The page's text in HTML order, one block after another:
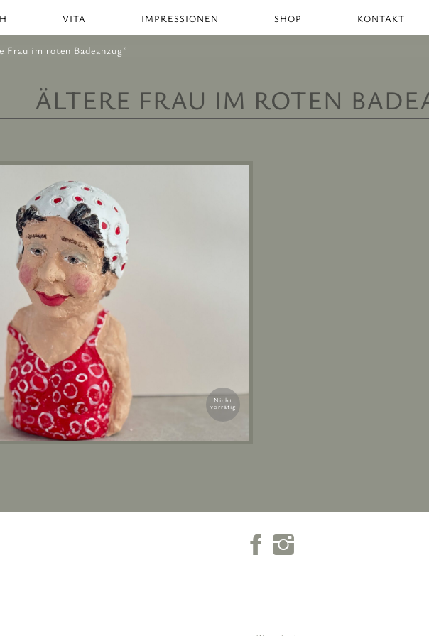
VITA IMPRESSIONEN SHOP KONTAKT
Frau im roten Badeanzug”
ÄLTERE FRAU IM ROTEN
Nicht
vorrätig